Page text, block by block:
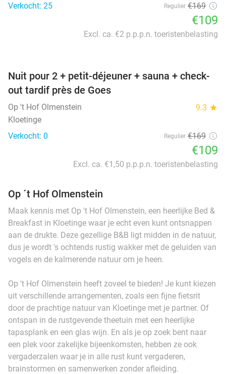
Verkocht: 25
Regulier €169
€109
Excl. ca. €2 p.p.p.n. toeristenbelasting
Nuit pour 2 + petit-déjeuner + sauna + check-
out tardif près de Goes
Op 't Hof Olmenstein 9.3 star
Kloetinge
Verkocht: 0
Regulier €169
€109
Excl. ca. €1,50 p.p.p.n. toeristenbelasting
Op ´t Hof Olmenstein
Maak kennis met Op 't Hof Olmenstein, een heerlijke Bed &
Breakfast in Kloetinge waar je echt even kunt ontsnappen
aan de drukte. Deze gezellige B&B ligt midden in de natuur,
dus je wordt 's ochtends rustig wakker met de geluiden van
vogels en de kalmerende natuur om je heen.
Op 't Hof Olmenstein heeft zoveel te bieden! Je kunt kiezen
uit verschillende arrangementen, zoals een fijne fietsrit
door de prachtige natuur van Kloetinge met je partner. Of
ontspan in de rustgevende theetuin met een heerlijke
tapasplank en een glas wijn. En als je op zoek bent naar
een plek voor zakelijke bijeenkomsten, hebben ze ook
vergaderzalen waar je in alle rust kunt vergaderen,
brainstormen en samenwerken zonder afleiding.